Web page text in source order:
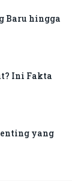
Baru hingga
Ini Fakta
yang